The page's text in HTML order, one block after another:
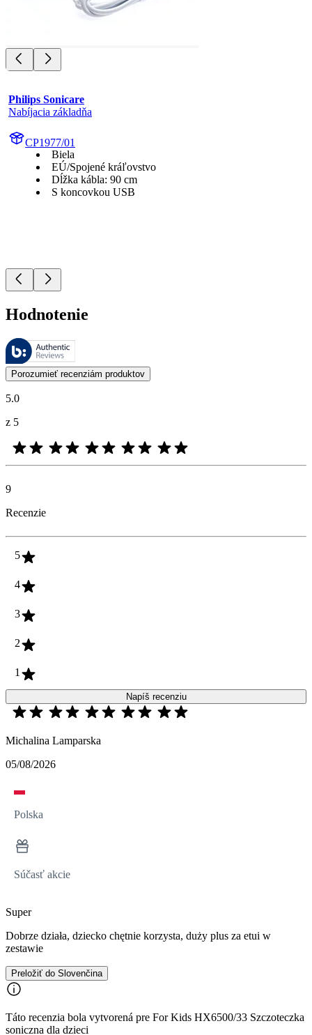
Philips Sonicare
Nabíjacia základňa
CP1977/01
Biela
EÚ/Spojené kráľovstvo
Dĺžka kábla: 90 cm
S koncovkou USB
Hodnotenie
Tieto recenzie spravuje Bazaarvoice a sú v súlade so Zásadami
Zákaznícke recenzie vo forme hodnotenia produktu a hviezdičiek
Porozumieť recenziám produktov
5.0
z 5
9
Recenzie
5
4
3
2
1
Napíš recenziu
Michalina Lamparska
05/08/2026
Polska
Súčasť akcie
Super
Dobrze działa, dziecko chętnie korzysta, duży plus za etui w
zestawie
Preložiť do Slovenčina
Táto recenzia bola vytvorená pre For Kids HX6500/33 Szczoteczka
soniczna dla dzieci